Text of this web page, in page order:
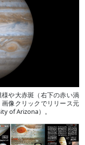
や大赤斑（右下の赤い渦
像クリックでリリース元
of Arizona）。